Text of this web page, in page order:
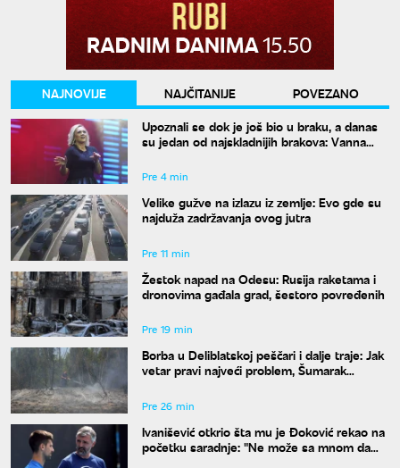
NAJNOVIJE NAJČITANIJE
POVEZANO
Upoznali se dok je još bio u braku, a danas
su jedan od najskladnijih brakova: Vanna
Pre 4 min
Velike gužve na izlazu iz zemlje: Evo gde su
najduža zadržavanja ovog jutra
Pre 11 min
Žestok napad na Odesu: Rusija raketama i
dronovima gađala grad, šestoro povređenih
Pre 19 min
Borba u Deliblatskoj peščari i dalje traje: Jak
vetar pravi najveći problem, Šumarak
Pre 26 min
Ivanišević otkrio šta mu je Đoković rekao na
početku saradnje: "Ne može sa mnom da